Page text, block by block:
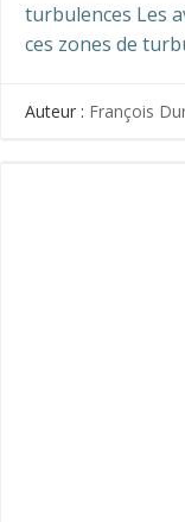
turbulences Les
ces zones de
Auteur : François